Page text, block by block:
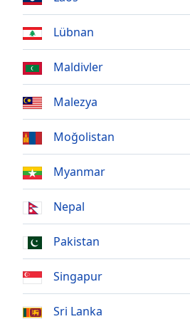
window.
Escape
cancel
close
window.
Opacity
Background
Color
Lübnan
Maldivler
Malezya
Moğolistan
Myanmar
Nepal
Pakistan
Singapur
Sri Lanka